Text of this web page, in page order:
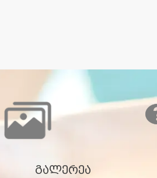
გალერეა